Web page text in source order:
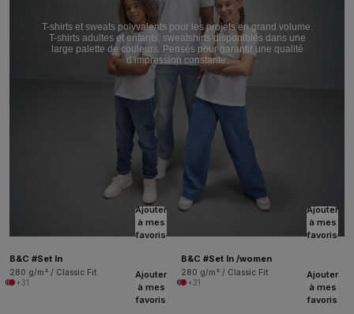
T-shirts et sweats polyvalents pour les projets en grand volume.
T-shirts adultes et enfants, sweatshirts disponibles dans une
large palette de couleurs. Pensés pour garantir une qualité
d’impression constante.
Ajouter
à mes
favoris
B&C #Set In
280 g/m² / Classic Fit
+31
Ajouter
à mes
favoris
B&C #Set In /women
280 g/m² / Classic Fit
+31
Ajouter
à mes
favoris
Ajouter
à mes
favoris